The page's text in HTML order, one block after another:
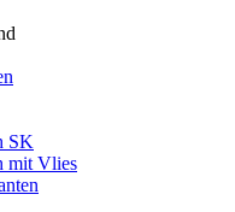
SK
mit Vlies